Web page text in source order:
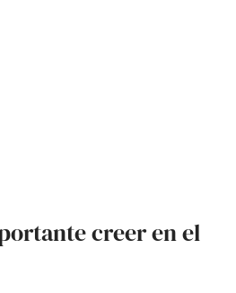
creer en el